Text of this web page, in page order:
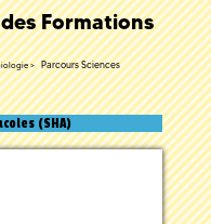
Formations
Parcours Sciences
(SHA)